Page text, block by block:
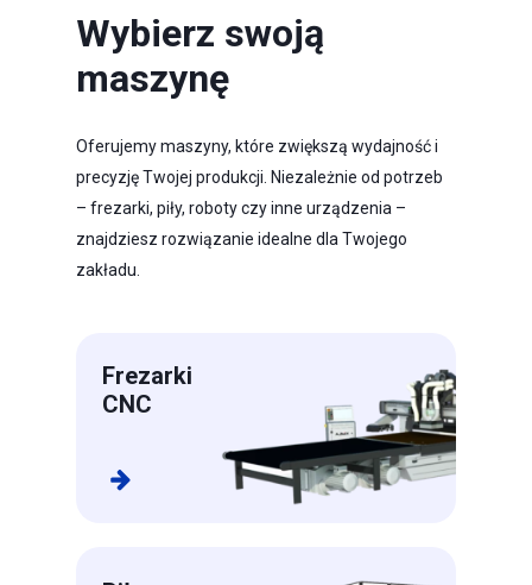
Wybierz swoją
maszynę
Oferujemy maszyny, które zwiększą wydajność i
precyzję Twojej produkcji. Niezależnie od potrzeb
– frezarki, piły, roboty czy inne urządzenia –
znajdziesz rozwiązanie idealne dla Twojego
zakładu.
Frezarki
CNC